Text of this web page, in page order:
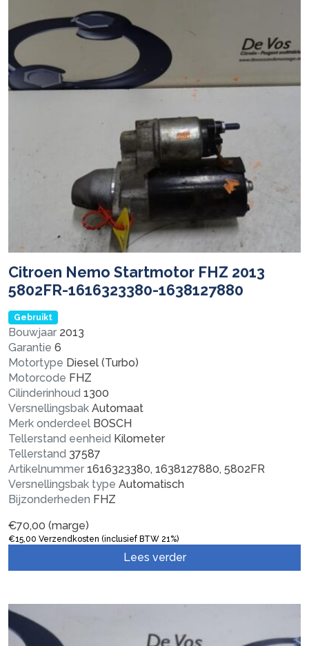
Citroen Nemo Startmotor FHZ 2013
5802FR-1616323380-1638127880
Gebruikt
Bouwjaar 2013
Garantie 6
Motortype Diesel (Turbo)
Motorcode FHZ
Cilinderinhoud 1300
Versnellingsbak Automaat
Merk onderdeel BOSCH
Tellerstand eenheid Kilometer
Tellerstand 37587
Artikelnummer 1616323380, 1638127880, 5802FR
Versnellingsbak type Automatisch
Bijzonderheden FHZ
€70,00 (marge)
€15,00 Verzendkosten (inclusief BTW 21%)
Lees verder